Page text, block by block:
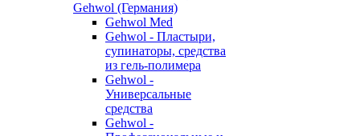
Gehwol (Германия)
Gehwol Med
Gehwol - Пластыри,
супинаторы, средства
из гель-полимера
Gehwol -
Универсальные
средства
Gehwol -